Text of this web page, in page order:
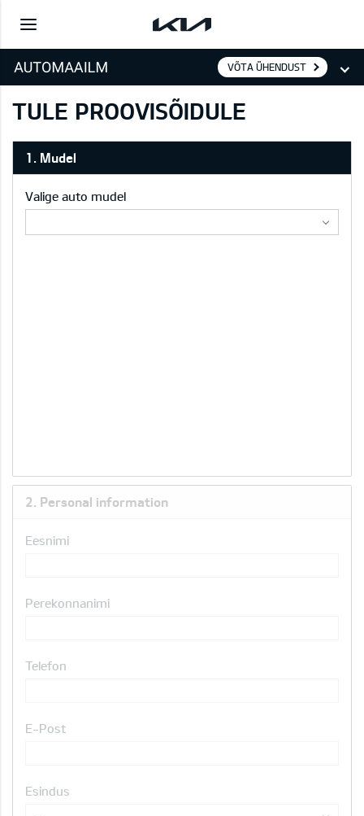
VÕTA ÜHENDUST
TULE PROOVISÕIDULE
1. Mudel
2. Personal information
Valige auto mudel
Eesnimi
Perekonnanimi
Telefon
E-Post
Esindus